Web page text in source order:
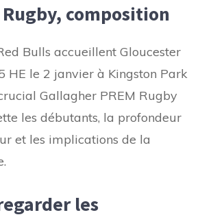
composition
Bulls accueillent Gloucester
HE le 2 janvier à Kingston Park
Gallagher PREM Rugby
les débutants, la profondeur
et les implications de la
les